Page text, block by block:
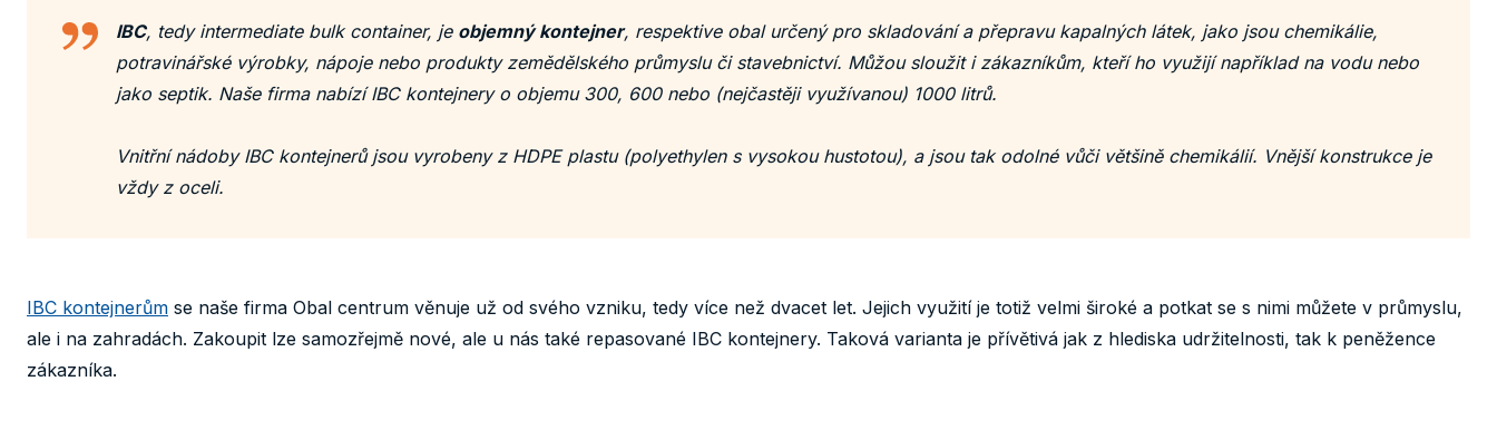
IBC, tedy intermediate bulk container, je objemný kontejner, respektive obal určený pro skladování a přepravu kapalných látek, jako jsou chemikálie,
potravinářské výrobky, nápoje nebo produkty zemědělského průmyslu či stavebnictví. Můžou sloužit i zákazníkům, kteří ho využijí například na vodu nebo
jako septik. Naše firma nabízí IBC kontejnery o objemu 300, 600 nebo (nejčastěji využívanou) 1000 litrů.
Vnitřní nádoby IBC kontejnerů jsou vyrobeny z HDPE plastu (polyethylen s vysokou hustotou), a jsou tak odolné vůči většině chemikálií. Vnější konstrukce je
vždy z oceli.
IBC kontejnerům se naše firma Obal centrum věnuje už od svého vzniku, tedy více než dvacet let. Jejich využití je totiž velmi široké a potkat se s nimi můžete v průmyslu,
ale i na zahradách. Zakoupit lze samozřejmě nové, ale u nás také repasované IBC kontejnery. Taková varianta je přívětivá jak z hlediska udržitelnosti, tak k peněžence
zákazníka.